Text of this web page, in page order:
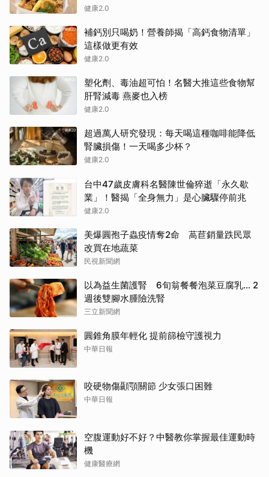
健康2.0
補鈣別只喝奶！營養師揭「高鈣食物清單」
這樣做更有效
健康2.0
塑化劑、毒油超可怕！名醫大推這些食物幫
肝腎減毒 燕麥也入榜
健康2.0
超過萬人研究發現：每天喝這種咖啡能降低
腎臟損傷！一天喝多少杯？
健康2.0
台中47歲皮膚科名醫陳世倫猝逝「永久歇
業」！醫揭「全身無力」是心臟驟停前兆
健康2.0
美爆圓孢子蟲疫情奪2命 萵苣銷量跌民眾
改買在地蔬菜
民視新聞網
以為益生菌護腎 6旬翁餐餐泡菜豆腐乳... 2
週後雙腳水腫險洗腎
三立新聞網
圓錐角膜年輕化 提前篩檢守護視力
中華日報
咬硬物傷顳顎關節 少女張口困難
中華日報
空腹運動好不好？中醫教你掌握最佳運動時
機
健康醫療網